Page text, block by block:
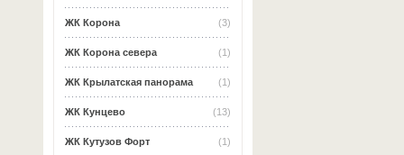
(3)
ЖК Корона
(1)
ЖК Корона севера
(1)
ЖК Крылатская панорама
(13)
ЖК Кунцево
(1)
ЖК Кутузов Форт